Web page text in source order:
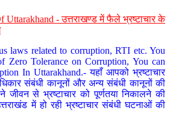
- उत्तराखण्ड में फैले भ्रष्टाचार के
laws related to corruption, RTI etc. You
Zero Tolerance on Corruption, You can
In Uttarakhand.- यहाँ आपको भ्रष्टाचार
संबंधी कानूनों और अन्य संबंधी कानूनों की
जीवन से भ्रष्टाचार को पूर्णतया निकालने की
में हो रही भ्रष्टाचार संबंधी घटनाओं की